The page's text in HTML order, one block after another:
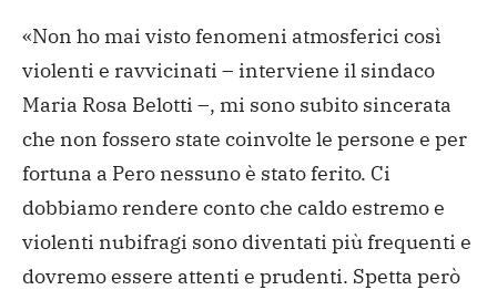
«Non ho mai visto fenomeni atmosferici così
violenti e ravvicinati – interviene il sindaco
Maria Rosa Belotti –, mi sono subito sincerata
che non fossero state coinvolte le persone e per
fortuna a Pero nessuno è stato ferito. Ci
dobbiamo rendere conto che caldo estremo e
violenti nubifragi sono diventati più frequenti e
dovremo essere attenti e prudenti. Spetta però